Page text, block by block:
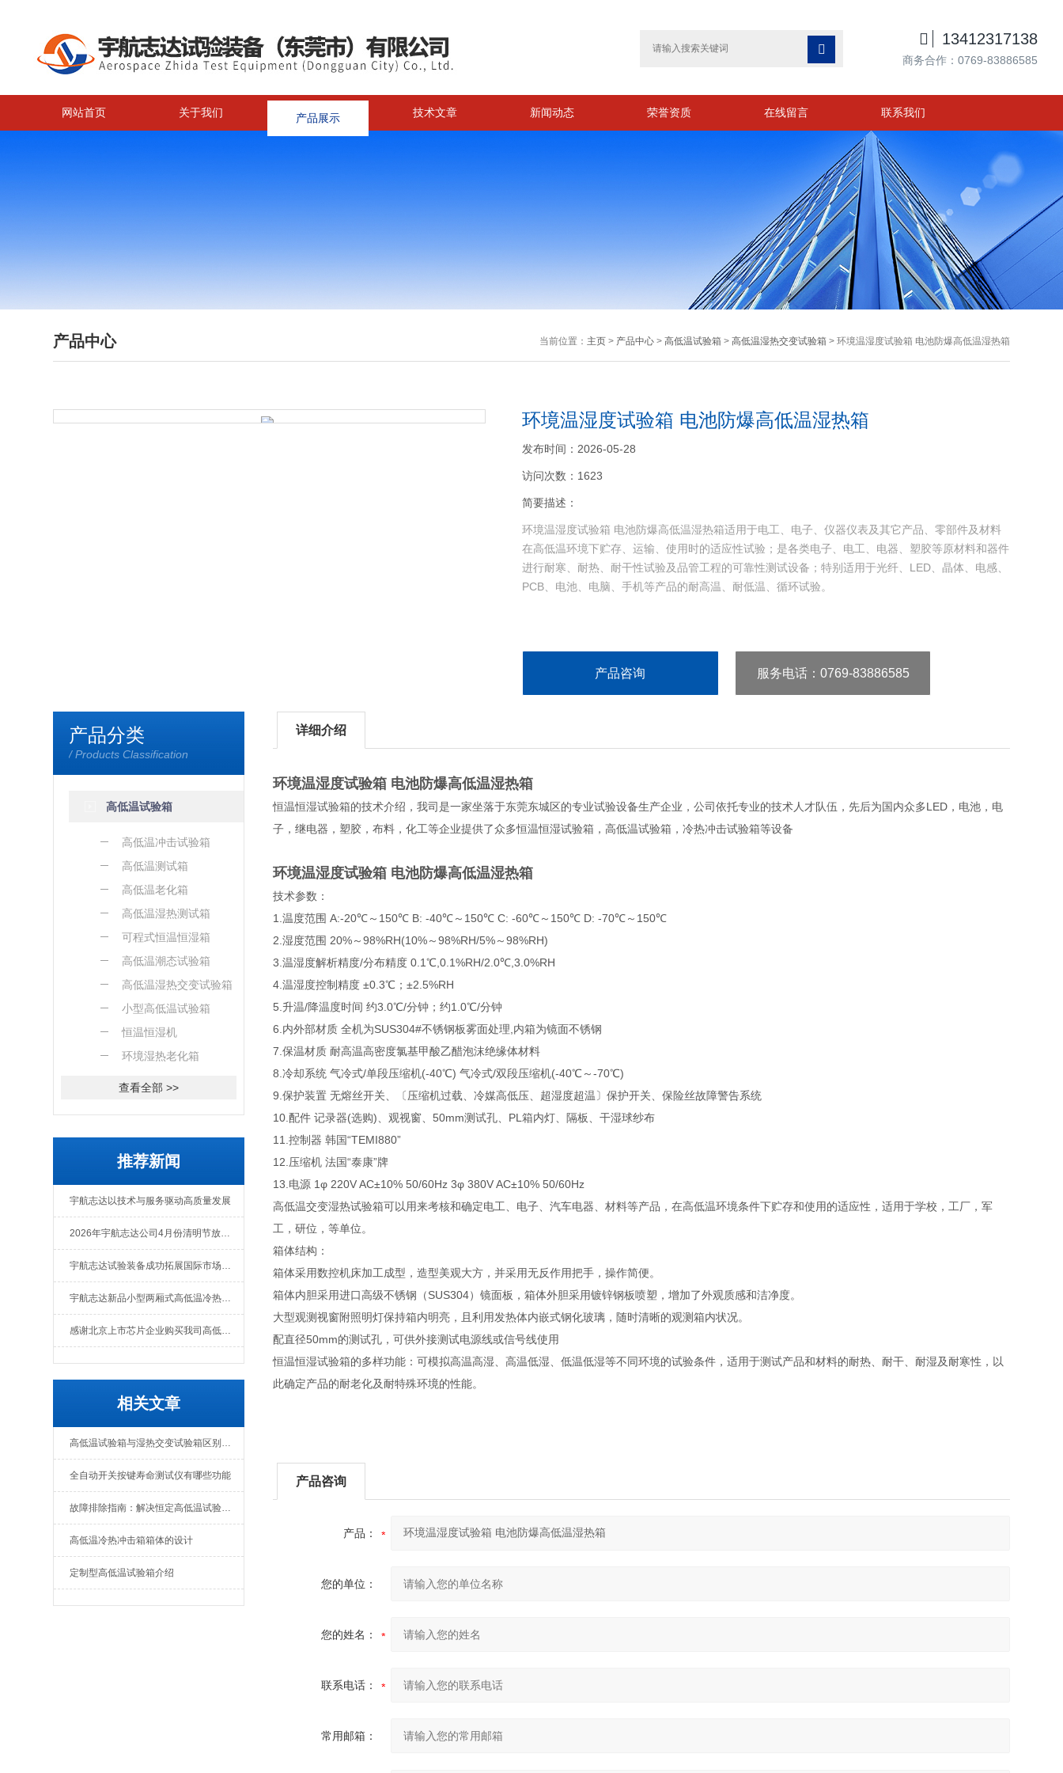

 13412317138
商务合作：0769-83886585
网站首页 关于我们 产品展示 技术文章 新闻动态 荣誉资质 在线留言 联系我们
产品中心 当前位置： 主页> 产品中心> 高低温试验箱 > 高低温湿热交变试验箱 > 环境温湿度试验箱 电池防爆高低温湿热箱
环境温湿度试验箱 电池防爆高低温湿热箱
发布时间：2026-05-28
访问次数：1623
简要描述：
环境温湿度试验箱 电池防爆高低温湿热箱适用于电工、电子、仪器仪表及其它产品、零部件及材料
在高低温环境下贮存、运输、使用时的适应性试验；是各类电子、电工、电器、塑胶等原材料和器件
进行耐寒、耐热、耐干性试验及品管工程的可靠性测试设备；特别适用于光纤、LED、晶体、电感、
PCB、电池、电脑、手机等产品的耐高温、耐低温、循环试验。
产品咨询 服务电话：0769-83886585
产品分类
/ Products Classification
高低温试验箱
高低温冲击试验箱
高低温测试箱
高低温老化箱
高低温湿热测试箱
可程式恒温恒湿箱
高低温潮态试验箱
高低温湿热交变试验箱
小型高低温试验箱
恒温恒湿机
环境湿热老化箱
查看全部 >>
推荐新闻
宇航志达以技术与服务驱动高质量发展
2026年宇航志达公司4月份清明节放假通知
宇航志达试验装备成功拓展国际市场出口肯尼亚
宇航志达新品小型两厢式高低温冷热冲击试验箱
感谢北京上市芯片企业购买我司高低温冲击热流仪
相关文章
高低温试验箱与湿热交变试验箱区别在哪里
全自动开关按键寿命测试仪有哪些功能
故障排除指南：解决恒定高低温试验箱最常见的5个问题
高低温冷热冲击箱箱体的设计
定制型高低温试验箱介绍
详细介绍
环境温湿度试验箱 电池防爆高低温湿热箱
恒温恒湿试验箱的技术介绍，我司是一家坐落于东莞东城区的专业试验设备生产企业，公司依托专业的技术人才队伍，先后为国内众多LED，电池，电
子，继电器，塑胶，布料，化工等企业提供了众多恒温恒湿试验箱，高低温试验箱，冷热冲击试验箱等设备
环境温湿度试验箱 电池防爆高低温湿热箱
技术参数：
1.温度范围 A:-20℃～150℃ B: -40℃～150℃ C: -60℃～150℃ D: -70℃～150℃
2.湿度范围 20%～98%RH(10%～98%RH/5%～98%RH)
3.温湿度解析精度/分布精度 0.1℃,0.1%RH/2.0℃,3.0%RH
4.温湿度控制精度 ±0.3℃；±2.5%RH
5.升温/降温度时间 约3.0℃/分钟；约1.0℃/分钟
6.内外部材质 全机为SUS304#不锈钢板雾面处理,内箱为镜面不锈钢
7.保温材质 耐高温高密度氯基甲酸乙醋泡沫绝缘体材料
8.冷却系统 气冷式/单段压缩机(-40℃) 气冷式/双段压缩机(-40℃～-70℃)
9.保护装置 无熔丝开关、〔压缩机过载、冷媒高低压、超湿度超温〕保护开关、保险丝故障警告系统
10.配件 记录器(选购)、观视窗、50mm测试孔、PL箱内灯、隔板、干湿球纱布
11.控制器 韩国“TEMI880”
12.压缩机 法国“泰康”牌
13.电源 1φ 220V AC±10% 50/60Hz 3φ 380V AC±10% 50/60Hz
高低温交变湿热试验箱可以用来考核和确定电工、电子、汽车电器、材料等产品，在高低温环境条件下贮存和使用的适应性，适用于学校，工厂，军
工，研位，等单位。
箱体结构：
箱体采用数控机床加工成型，造型美观大方，并采用无反作用把手，操作简便。
箱体内胆采用进口高级不锈钢（SUS304）镜面板，箱体外胆采用镀锌钢板喷塑，增加了外观质感和洁净度。
大型观测视窗附照明灯保持箱内明亮，且利用发热体内嵌式钢化玻璃，随时清晰的观测箱内状况。
配直径50mm的测试孔，可供外接测试电源线或信号线使用
恒温恒湿试验箱的多样功能：可模拟高温高湿、高温低湿、低温低湿等不同环境的试验条件，适用于测试产品和材料的耐热、耐干、耐湿及耐寒性，以
此确定产品的耐老化及耐特殊环境的性能。
产品咨询
产品：
您的单位：
您的姓名：
联系电话：
常用邮箱：